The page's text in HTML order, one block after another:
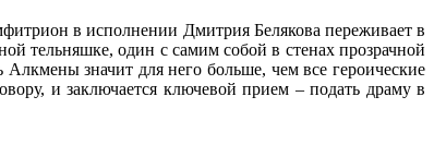
в исполнении Дмитрия Белякова переживает в
тельняшке, один с самим собой в стенах прозрачной
значит для него больше, чем все героические
и заключается ключевой прием – подать драму в